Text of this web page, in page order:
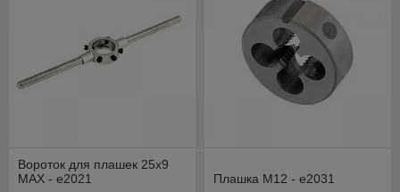
Вороток для плашек 25x9
MAX - e2021
Плашка М12 - e2031